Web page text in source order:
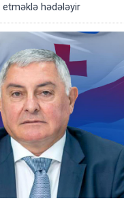
etməklə hədələyir